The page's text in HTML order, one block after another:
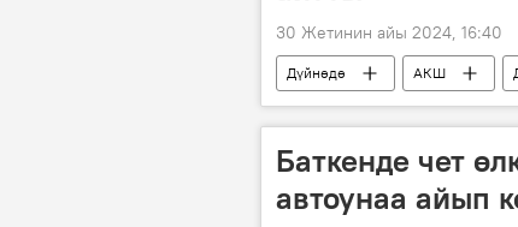
30 Жетинин айы 2024, 16:40
Дүйнөдө АКШ
Алексей Пушков
Баткенде чет
автоунаа айып